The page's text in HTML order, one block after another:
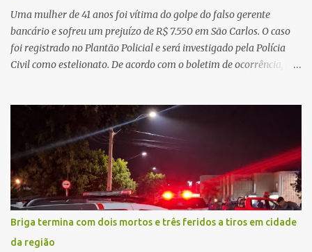
possível à população. Essa reflexão encontra respaldo tanto na
teoria da admini...
Uma mulher de 41 anos foi vítima do golpe do falso gerente
bancário e sofreu um prejuízo de R$ 7.550 em São Carlos. O caso
foi registrado no Plantão Policial e será investigado pela Polícia
Civil como estelionato. De acordo com o boletim de ocorrência, a
suspeito alegou que seria necessário atualizar o cadastro da conta
e passou a orientar a vítima sobre os procedimentos que deveriam
ser realizados. Dias depois, o golpista enviou um documento em
PDF simulando uma comunicação oficial da instituição financeira.
Na sequência, entrou em contato por telefone e encaminhou um
link, orientando a vítima a acessá-lo pelo computador para
concluir a suposta atualização cadastral. Após realizar o
procedimento, a conta bancária ficou bloqueada por algumas
horas. Sem conseguir acessar o sistema, a vítima tentou
Briga termina com dois mortos e três feridos a tiros em cidade
da região